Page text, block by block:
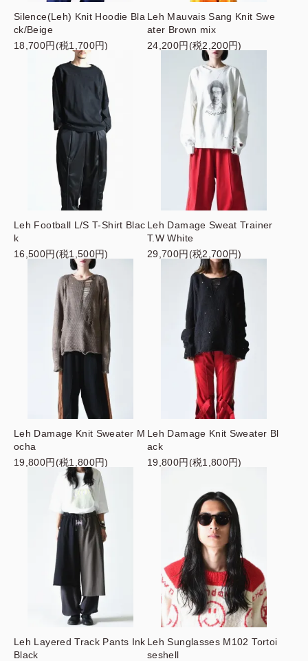
Silence(Leh) Knit Hoodie Bla
ck/Beige
18,700円(税1,700円)
Leh Mauvais Sang Knit Swe
ater Brown mix
24,200円(税2,200円)
Leh Football L/S T-Shirt Blac
k
16,500円(税1,500円)
Leh Damage Sweat Trainer
T.W White
29,700円(税2,700円)
Leh Damage Knit Sweater M
ocha
19,800円(税1,800円)
Leh Damage Knit Sweater Bl
ack
19,800円(税1,800円)
Leh Layered Track Pants Ink
Black
Leh Sunglasses M102 Tortoi
seshell